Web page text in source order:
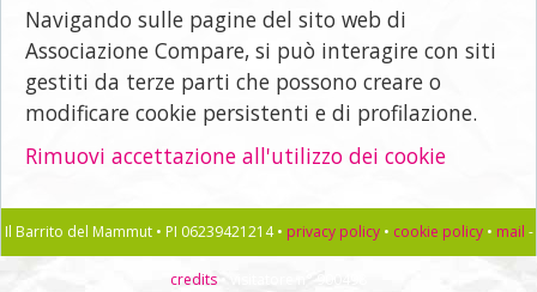
Navigando sulle pagine del sito web di
Associazione Compare, si può interagire con siti
gestiti da terze parti che possono creare o
modificare cookie persistenti e di profilazione.
Rimuovi accettazione all'utilizzo dei cookie
Il Barrito del Mammut • PI 06239421214 • privacy policy• cookie policy• mail -
credits